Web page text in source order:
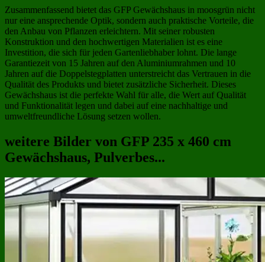
Zusammenfassend bietet das GFP Gewächshaus in moosgrün nicht
nur eine ansprechende Optik, sondern auch praktische Vorteile, die
den Anbau von Pflanzen erleichtern. Mit seiner robusten
Konstruktion und den hochwertigen Materialien ist es eine
Investition, die sich für jeden Gartenliebhaber lohnt. Die lange
Garantiezeit von 15 Jahren auf den Aluminiumrahmen und 10
Jahren auf die Doppelstegplatten unterstreicht das Vertrauen in die
Qualität des Produkts und bietet zusätzliche Sicherheit. Dieses
Gewächshaus ist die perfekte Wahl für alle, die Wert auf Qualität
und Funktionalität legen und dabei auf eine nachhaltige und
umweltfreundliche Lösung setzen wollen.
weitere Bilder von GFP 235 x 460 cm
Gewächshaus, Pulverbes...